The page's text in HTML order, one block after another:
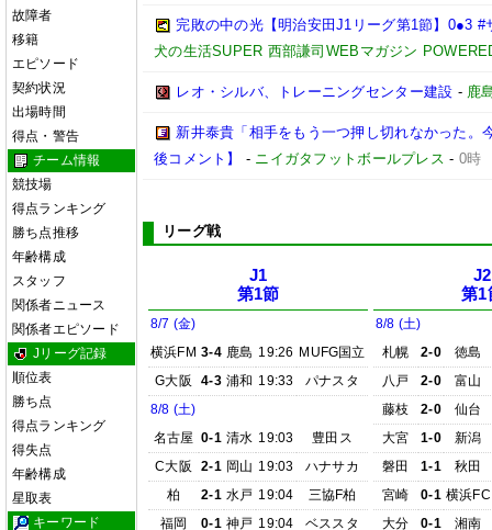
故障者
移籍
エピソード
契約状況
出場時間
得点・警告
チーム情報
競技場
得点ランキング
勝ち点推移
年齢構成
スタッフ
関係者ニュース
関係者エピソード
Jリーグ記録
順位表
勝ち点
得点ランキング
得失点
年齢構成
星取表
キーワード
完敗の中の光【明治安田J1リーグ第1節】0●3
犬の生活SUPER 西部謙司WEBマガジン
レオ・シルバ、トレーニングセンター建設 - 鹿
新井泰貴「相手をもう一つ押し切れなかった
後コメント】
- ニイガタフットボールプレス - 0時
リーグ戦
J1
第1節
8/7 (金)
横浜FM 3-4 鹿島 19:26 MUFG国立
G大阪
4-3 浦和 19:33
パナスタ
8/8 (土)
名古屋 0-1 清水 19:03
豊田ス
C大阪
2-1 岡山 19:03
ハナサカ
柏
2-1 水戸 19:04
三協F柏
福岡
0-1 神戸 19:04
ベススタ
J2
第1
8/8 (土)
札幌
2-0
徳島
八戸
2-0
富山
藤枝
2-0
仙台
大宮
1-0
新潟
磐田
1-1
秋田
宮崎
0-1 横浜FC
大分
0-1
湘南